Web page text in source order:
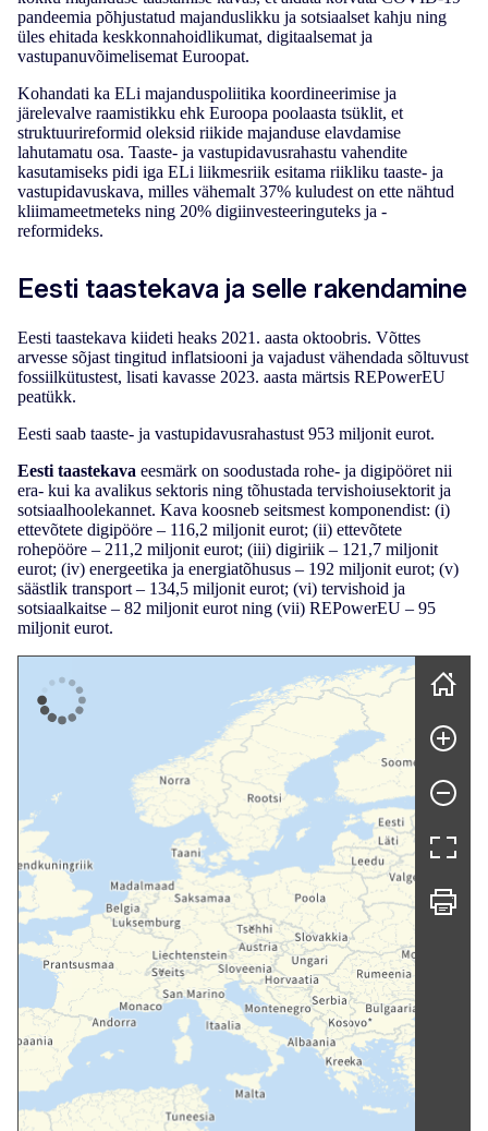
pandeemia põhjustatud majanduslikku ja sotsiaalset kahju ning
üles ehitada keskkonnahoidlikumat, digitaalsemat ja
vastupanuvõimelisemat Euroopat.
Kohandati ka ELi majanduspoliitika koordineerimise ja
järelevalve raamistikku ehk Euroopa poolaasta tsüklit, et
struktuurireformid oleksid riikide majanduse elavdamise
lahutamatu osa. Taaste- ja vastupidavusrahastu vahendite
kasutamiseks pidi iga ELi liikmesriik esitama riikliku taaste- ja
vastupidavuskava, milles vähemalt 37% kuludest on ette nähtud
kliimameetmeteks ning 20% digiinvesteeringuteks ja -
reformideks.
Eesti taastekava ja selle rakendamine
Eesti taastekava kiideti heaks 2021. aasta oktoobris. Võttes
arvesse sõjast tingitud inflatsiooni ja vajadust vähendada sõltuvust
fossiilkütustest, lisati kavasse 2023. aasta märtsis REPowerEU
peatükk.
Eesti saab taaste- ja vastupidavusrahastust 953 miljonit eurot.
Eesti taastekava eesmärk on soodustada rohe- ja digipööret nii
era- kui ka avalikus sektoris ning tõhustada tervishoiusektorit ja
sotsiaalhoolekannet. Kava koosneb seitsmest komponendist: (i)
ettevõtete digipööre – 116,2 miljonit eurot; (ii) ettevõtete
rohepööre – 211,2 miljonit eurot; (iii) digiriik – 121,7 miljonit
eurot; (iv) energeetika ja energiatõhusus – 192 miljonit eurot; (v)
säästlik transport – 134,5 miljonit eurot; (vi) tervishoid ja
sotsiaalkaitse – 82 miljonit eurot ning (vii) REPowerEU – 95
miljonit eurot.